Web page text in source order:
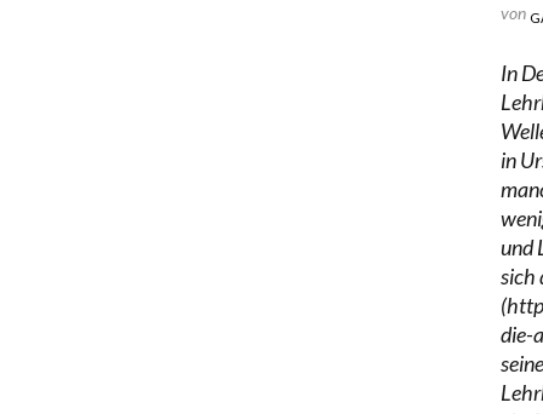
von
In
in
und
sich
die-